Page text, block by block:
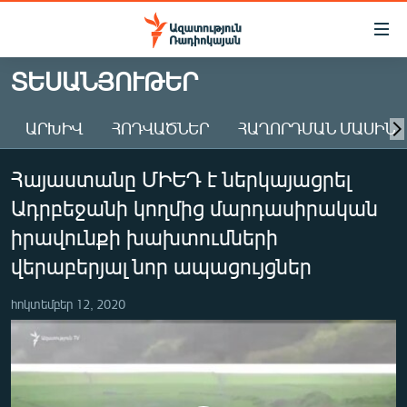
Մատչելիության
Անցնել
հիմնական
Անցնել
հիմնական
մենյուին
Որոնում
ԱԶԱՏՈՒԹՅՈՒՆ TV
ՀԱՅԱՍՏԱՆ
ԸՆՏՐՈՒԹՅՈՒՆՆԵՐ 2026
ԻՐԱՎՈՒՆՔ
ՀԱՍԱՐԱԿՈՒԹՅՈՒՆ
ՂԱՐԱԲԱՂ
ՏԱՐԱԾԱՇՐՋԱՆ
ՏԵՍԱՆՅՈՒԹԵՐ
ԱՐԽԻՎ ՀՈԴՎԱԾՆԵՐ ՀԱՂՈՐԴՄԱՆ ՄԱՍԻՆ
Հայաստանը ՄԻԵԴ է ներկայացրել
Ադրբեջանի կողմից մարդասիրական
իրավունքի խախտումների
վերաբերյալ նոր ապացույցներ
հոկտեմբեր 12, 2020